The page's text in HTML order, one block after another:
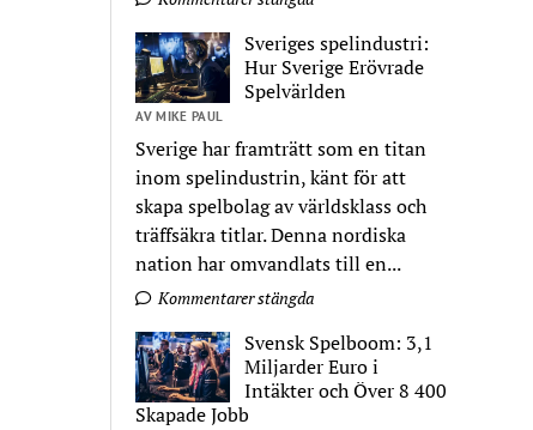
Sveriges spelindustri:
Hur Sverige Erövrade
Spelvärlden
AV MIKE PAUL
Sverige har framträtt som en titan
inom spelindustrin, känt för att
skapa spelbolag av världsklass och
träffsäkra titlar. Denna nordiska
nation har omvandlats till en...
Kommentarer stängda
Svensk Spelboom: 3,1
Miljarder Euro i
Intäkter och Över 8 400
Skapade Jobb